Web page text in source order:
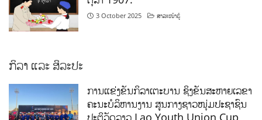
ຄະນະບໍລິຫານງານ ສູນກາງຊາວໜຸ່ມປະຊາຊົນ
ປະຕິວັດລາວ Lao Youth Union Cup
ປະຈຳປີ 2024